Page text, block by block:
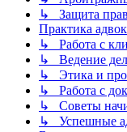
↳ Защита прав
Практика
↳ Работа с
↳ Ведение дел
↳ Этика и
↳ Работа с
↳ Советы
↳ Успешные